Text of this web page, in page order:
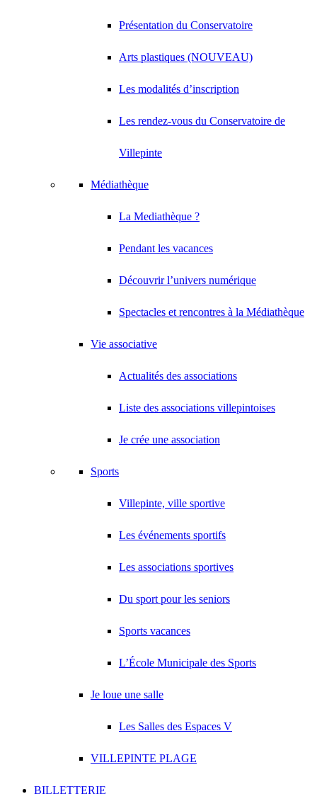
Présentation du Conservatoire
Arts plastiques (NOUVEAU)
Les modalités d’inscription
Les rendez-vous du Conservatoire de
Villepinte
Médiathèque
La Mediathèque ?
Pendant les vacances
Découvrir l’univers numérique
Spectacles et rencontres à la Médiathèque
Vie associative
Actualités des associations
Liste des associations villepintoises
Je crée une association
Sports
Villepinte, ville sportive
Les événements sportifs
Les associations sportives
Du sport pour les seniors
Sports vacances
L’École Municipale des Sports
Je loue une salle
Les Salles des Espaces V
VILLEPINTE PLAGE
BILLETTERIE